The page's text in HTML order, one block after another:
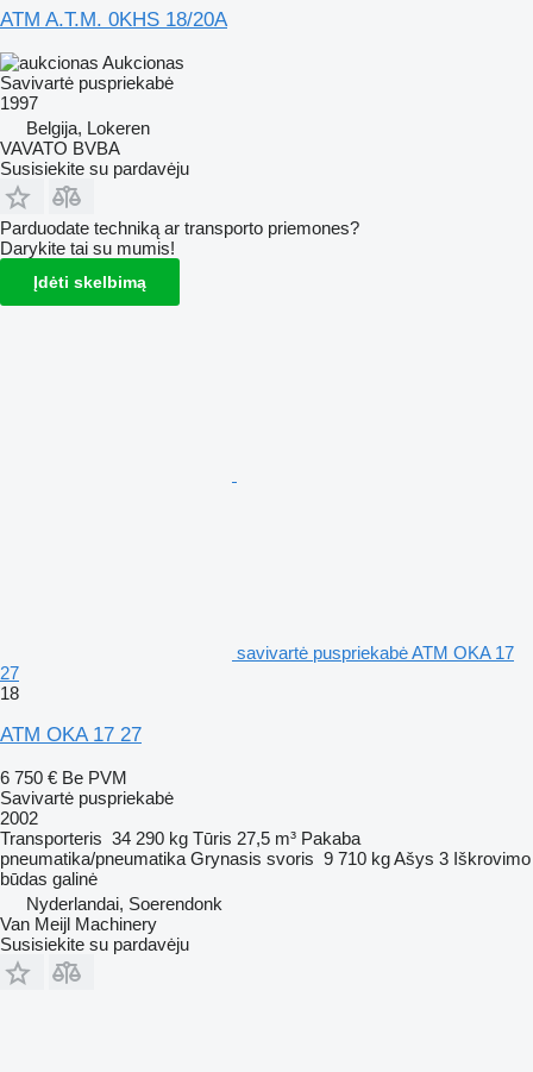
ATM A.T.M. 0KHS 18/20A
Aukcionas
Savivartė puspriekabė
1997
Belgija, Lokeren
VAVATO BVBA
Susisiekite su pardavėju
Parduodate techniką ar transporto priemones?
Darykite tai su mumis!
Įdėti skelbimą
savivartė puspriekabė ATM OKA 17
27
18
ATM OKA 17 27
6 750 € Be PVM
Savivartė puspriekabė
2002
Transporteris 34 290 kg Tūris 27,5 m³ Pakaba
pneumatika/pneumatika Grynasis svoris 9 710 kgAšys 3 Iškrovimo
būdas galinė
Nyderlandai, Soerendonk
Van Meijl Machinery
Susisiekite su pardavėju